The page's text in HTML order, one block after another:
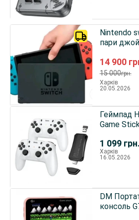
14 900
15 000грн.
Nintendo
пари
Харків
20.05.2026
1 099 грн.
Геймпад
Game
та 20000
Харків
16.05.2026
DM
консоль